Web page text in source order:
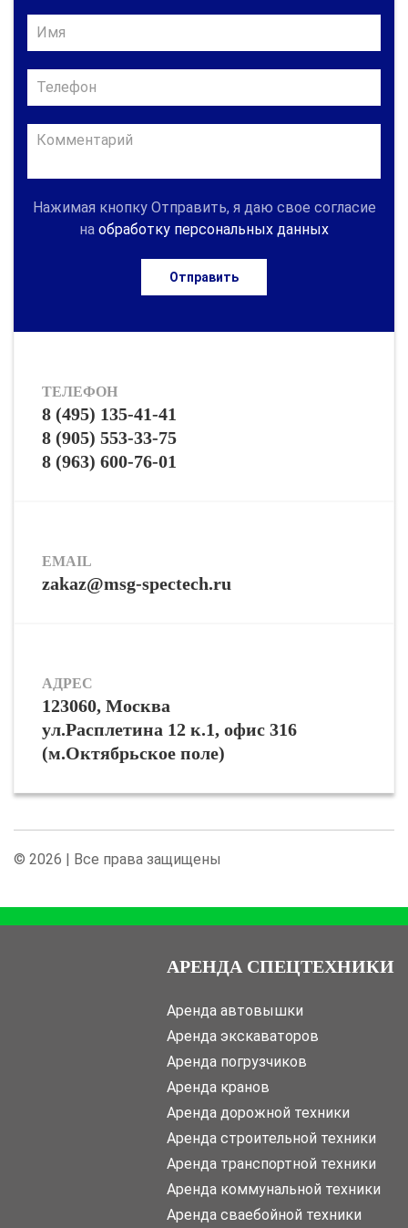
Нажимая кнопку Отправить, я даю свое согласие
на обработку персональных данных
Отправить
ТЕЛЕФОН
8 (495) 135-41-41
8 (905) 553-33-75
8 (963) 600-76-01
EMAIL
zakaz@msg-spectech.ru
АДРЕС
123060, Москва
ул.Расплетина 12 к.1, офис 316
(м.Октябрьское поле)
© 2026 | Все права защищены
АРЕНДА СПЕЦТЕХНИКИ
Аренда автовышки
Аренда экскаваторов
Аренда погрузчиков
Аренда кранов
Аренда дорожной техники
Аренда строительной техники
Аренда транспортной техники
Аренда коммунальной техники
Аренда сваебойной техники